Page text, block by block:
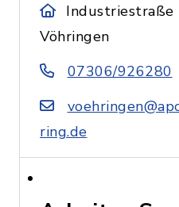
Industriestraße
Vöhringen
07306/926280
ring.de